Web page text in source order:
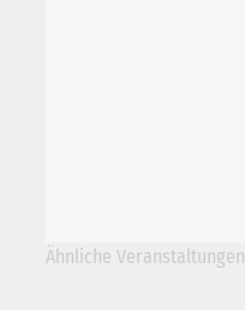
Ähnliche Veranstaltungen